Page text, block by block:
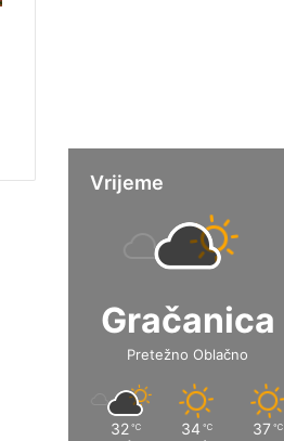
Vrijeme
Gračanica
Pretežno Oblačno
32 ℃ 34 ℃ 37 ℃